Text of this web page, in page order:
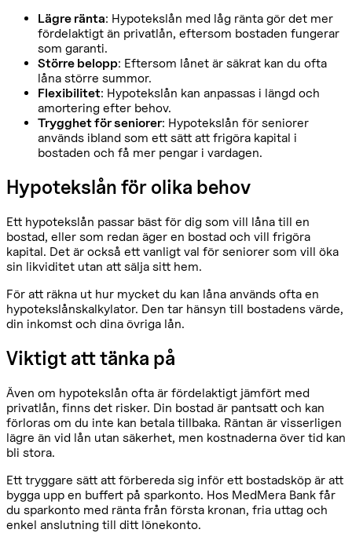
Lägre ränta: Hypotekslån med låg ränta gör det mer
fördelaktigt än privatlån, eftersom bostaden fungerar
som garanti.
Större belopp: Eftersom lånet är säkrat kan du ofta
låna större summor.
Flexibilitet: Hypotekslån kan anpassas i längd och
amortering efter behov.
Trygghet för seniorer: Hypotekslån för seniorer
används ibland som ett sätt att frigöra kapital i
bostaden och få mer pengar i vardagen.
Hypotekslån för olika behov
Ett hypotekslån passar bäst för dig som vill låna till en
bostad, eller som redan äger en bostad och vill frigöra
kapital. Det är också ett vanligt val för seniorer som vill öka
sin likviditet utan att sälja sitt hem.
För att räkna ut hur mycket du kan låna används ofta en
hypotekslånskalkylator. Den tar hänsyn till bostadens värde,
din inkomst och dina övriga lån.
Viktigt att tänka på
Även om hypotekslån ofta är fördelaktigt jämfört med
privatlån, finns det risker. Din bostad är pantsatt och kan
förloras om du inte kan betala tillbaka. Räntan är visserligen
lägre än vid lån utan säkerhet, men kostnaderna över tid kan
bli stora.
Ett tryggare sätt att förbereda sig inför ett bostadsköp är att
bygga upp en buffert på sparkonto. Hos MedMera Bank får
du sparkonto med ränta från första kronan, fria uttag och
enkel anslutning till ditt lönekonto.